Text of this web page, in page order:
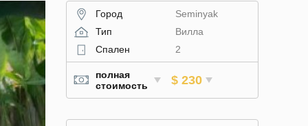
Город
Seminyak
Тип
Вилла
Спален
2
полная
стоимость
$ 230